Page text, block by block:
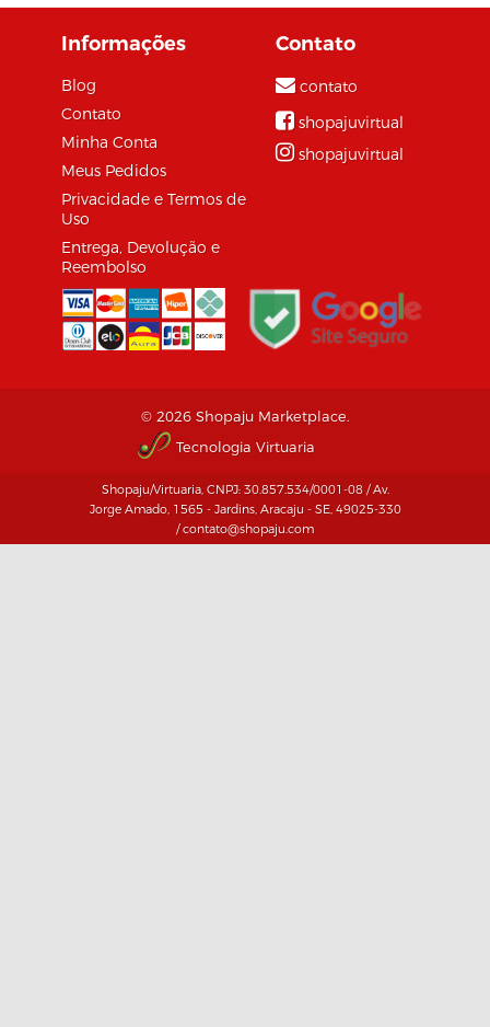
Informações
Blog
Contato
Minha Conta
Meus Pedidos
Privacidade e Termos de
Uso
Entrega, Devolução e
Reembolso
Contato
contato
shopajuvirtual
shopajuvirtual
© 2026 Shopaju Marketplace.
Tecnologia Virtuaria
Shopaju/Virtuaria, CNPJ: 30.857.534/0001-08 / Av.
Jorge Amado, 1565 - Jardins, Aracaju - SE, 49025-330
/ contato@shopaju.com